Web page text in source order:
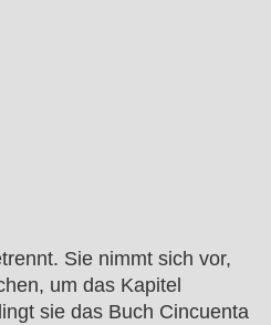
Sie nimmt sich vor,
um das Kapitel
sie das Buch Cincuenta